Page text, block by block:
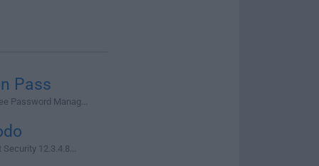
Pass
Password Manag...
12.3.4.8...